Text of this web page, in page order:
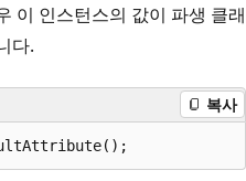
이 인스턴스의 값이 파생 클래
다.
복사